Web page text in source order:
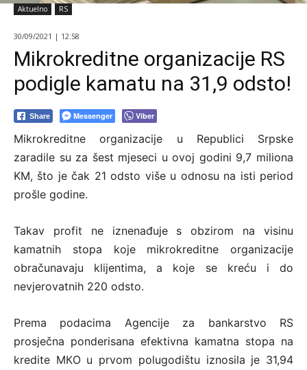
Aktuelno RS
30/09/2021 | 12:58
Mikrokreditne organizacije RS
podigle kamatu na 31,9 odsto!
Share Messenger Viber
Mikrokreditne organizacije u Republici Srpske
zaradile su za šest mjeseci u ovoj godini 9,7 miliona
KM, što je čak 21 odsto više u odnosu na isti period
prošle godine.
Takav profit ne iznenađuje s obzirom na visinu
kamatnih stopa koje mikrokreditne organizacije
obračunavaju klijentima, a koje se kreću i do
nevjerovatnih 220 odsto.
Prema podacima Agencije za bankarstvo RS
prosječna ponderisana efektivna kamatna stopa na
kredite MКO u prvom polugodištu iznosila je 31,94